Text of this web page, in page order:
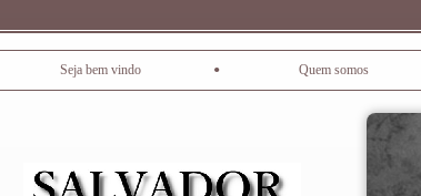
Seja bem vindo • Quem somos